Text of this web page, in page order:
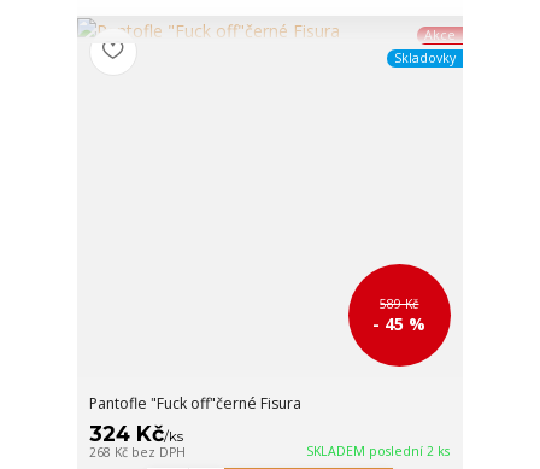
Akce
Skladovky
589 Kč
- 45 %
Pantofle "Fuck off"černé Fisura
324 Kč/ks
268 Kč bez DPH SKLADEM poslední 2 ks